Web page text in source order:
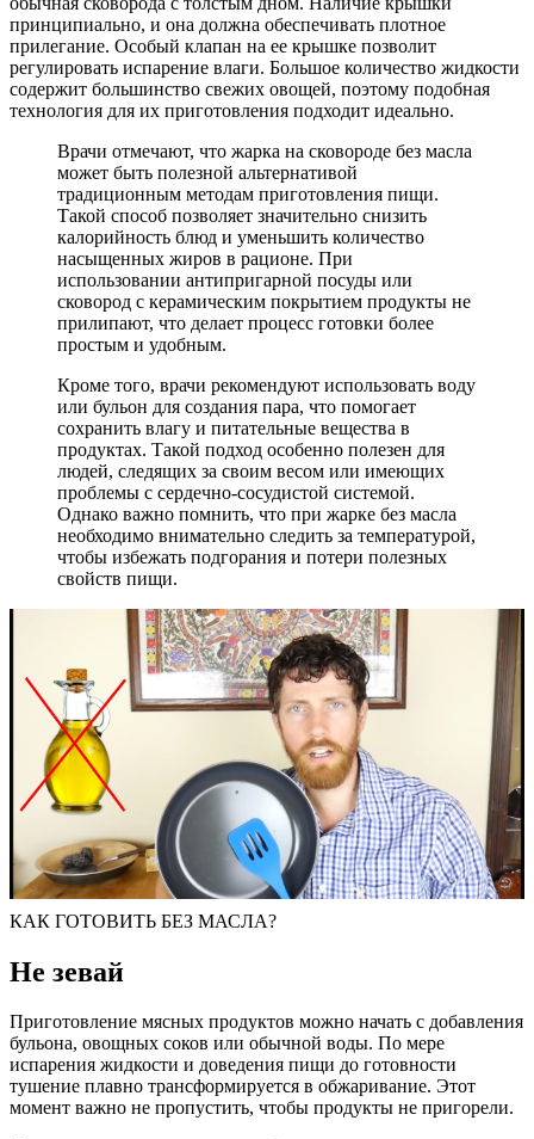
принципиально, и она должна обеспечивать плотное
прилегание. Особый клапан на ее крышке позволит
регулировать испарение влаги. Большое количество жидкости
содержит большинство свежих овощей, поэтому подобная
технология для их приготовления подходит идеально.
Врачи отмечают, что жарка на сковороде без масла
может быть полезной альтернативой
традиционным методам приготовления пищи.
Такой способ позволяет значительно снизить
калорийность блюд и уменьшить количество
насыщенных жиров в рационе. При
использовании антипригарной посуды или
сковород с керамическим покрытием продукты не
прилипают, что делает процесс готовки более
простым и удобным.
Кроме того, врачи рекомендуют использовать воду
или бульон для создания пара, что помогает
сохранить влагу и питательные вещества в
продуктах. Такой подход особенно полезен для
людей, следящих за своим весом или имеющих
проблемы с сердечно-сосудистой системой.
Однако важно помнить, что при жарке без масла
необходимо внимательно следить за температурой,
чтобы избежать подгорания и потери полезных
свойств пищи.
КАК ГОТОВИТЬ БЕЗ МАСЛА?
Не зевай
Приготовление мясных продуктов можно начать с добавления
бульона, овощных соков или обычной воды. По мере
испарения жидкости и доведения пищи до готовности
тушение плавно трансформируется в обжаривание. Этот
момент важно не пропустить, чтобы продукты не пригорели.